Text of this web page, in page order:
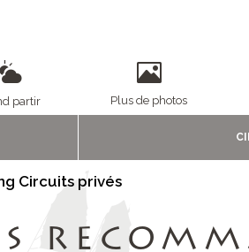
partir Plus de photos
Circuits privés